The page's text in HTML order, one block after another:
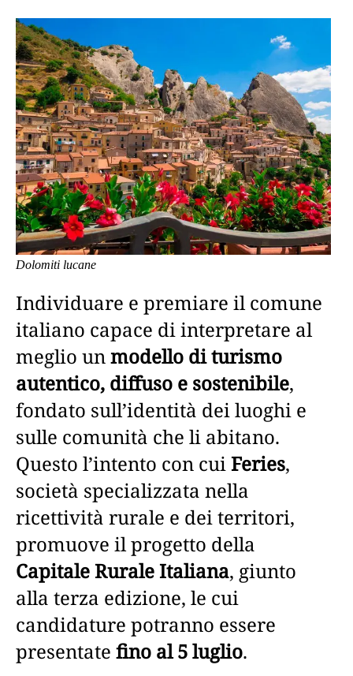
Dolomiti lucane
Individuare e premiare il comune
italiano capace di interpretare al
meglio unmodello di turismo
autentico, diffuso e sostenibile,
fondato sull’identità dei luoghi e
sulle comunità che li abitano.
Questo l’intento con cuiFeries,
società specializzata nella
ricettività rurale e dei territori,
promuove il progetto della
Capitale Rurale Italiana, giunto
alla terza edizione, le cui
candidature potranno essere
presentate fino al 5 luglio.